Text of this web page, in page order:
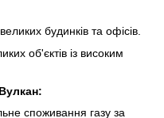
будинків та офісів.
об'єктів із високим
споживання газу за